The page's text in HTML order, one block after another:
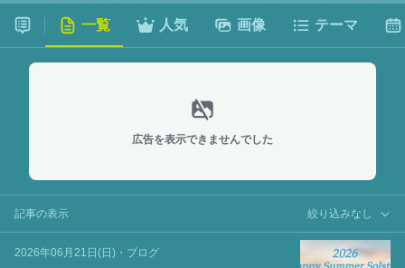
一覧 人気 画像 テーマ
広告を表示できませんでした
記事の表示 絞り込みなし
2026年06月21日(日) ・ ブログ